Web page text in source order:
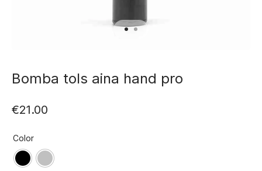
Bomba tols aina hand pro
€21.00
Color